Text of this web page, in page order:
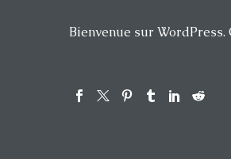
Bienvenue sur